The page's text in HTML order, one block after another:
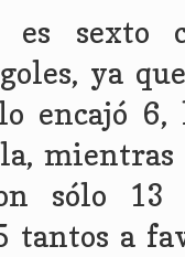
sexto
ya
encajó
mientras
sólo
tantos a